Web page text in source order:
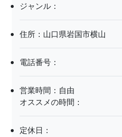
ジャンル：
住所：山口県岩国市横山
電話番号：
営業時間：自由
オススメの時間：
定休日：